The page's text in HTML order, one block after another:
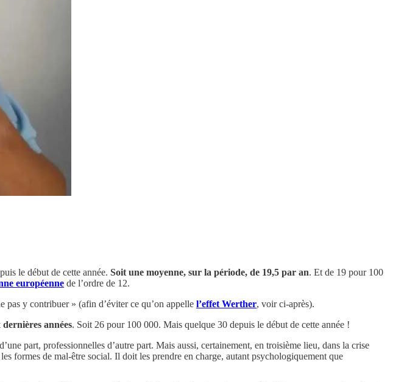
le début de cette année. Soit une moyenne, sur la période, de 19,5 par an. Et de 19 pour 100
européenne de l’ordre de 12.
pas y contribuer » (afin d’éviter ce qu’on appelle l’effet Werther, voir ci-après).
années. Soit 26 pour 100 000. Mais quelque 30 depuis le début de cette année !
part, professionnelles d’autre part. Mais aussi, certainement, en troisième lieu, dans la crise
formes de mal-être social. Il doit les prendre en charge, autant psychologiquement que